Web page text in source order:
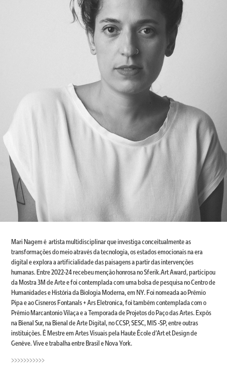
Mari Nagem é artista multidisciplinar que investiga conceitualmente as
transformações do meio através da tecnologia, os estados emocionais na era
digital e explora a artificialidade das paisagens a partir das intervenções
humanas. Entre 2022-24 recebeu menção honrosa no Sferik.Art Award, participou
da Mostra 3M de Arte e foi contemplada com uma bolsa de pesquisa no Centro de
Humanidades e História da Biologia Moderna, em NY. Foi nomeada ao Prêmio
Pipa e ao Cisneros Fontanals + Ars Eletronica, foi também contemplada com o
Prêmio Marcantonio Vilaça e a Temporada de Projetos do Paço das Artes. Expôs
na Bienal Sur, na Bienal de Arte Digital, no CCSP, SESC, MIS -SP, entre outras
instituições. É Mestre em Artes Visuais pela Haute École d'Art et Design de
Genève. Vive e trabalha entre Brasil e Nova York.
>>>>>>>>>>>